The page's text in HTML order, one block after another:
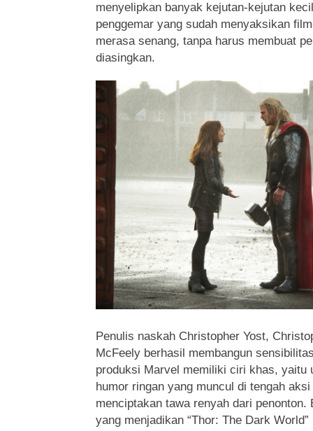
menyelipkan banyak kejutan-kejutan
penggemar yang sudah menyaksikan
merasa senang, tanpa harus membuat
diasingkan.
Penulis naskah Christopher Yost,
McFeely berhasil membangun
produksi Marvel memiliki ciri khas, yaitu
humor ringan yang muncul di tengah
menciptakan tawa renyah dari penonton.
yang menjadikan “Thor: The Dark